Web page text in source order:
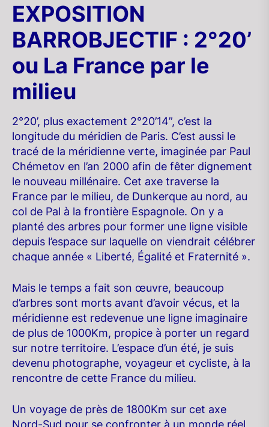
EXPOSITION
BARROBJECTIF : 2°20’
ou La France par le
milieu
2°20’, plus exactement 2°20’14”, c’est la
longitude du méridien de Paris. C’est aussi le
tracé de la méridienne verte, imaginée par Paul
Chémetov en l’an 2000 afin de fêter dignement
le nouveau millénaire. Cet axe traverse la
France par le milieu, de Dunkerque au nord, au
col de Pal à la frontière Espagnole. On y a
planté des arbres pour former une ligne visible
depuis l’espace sur laquelle on viendrait célébrer
chaque année « Liberté, Égalité et Fraternité ».
Mais le temps a fait son œuvre, beaucoup
d’arbres sont morts avant d’avoir vécus, et la
méridienne est redevenue une ligne imaginaire
de plus de 1000Km, propice à porter un regard
sur notre territoire. L’espace d’un été, je suis
devenu photographe, voyageur et cycliste, à la
rencontre de cette France du milieu.
Un voyage de près de 1800Km sur cet axe
Nord-Sud pour se confronter à un monde réel,